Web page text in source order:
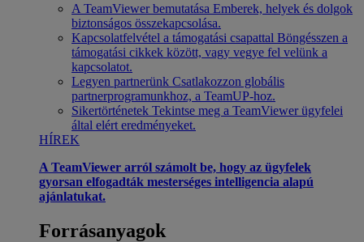
A TeamViewer bemutatása Emberek, helyek és dolgok
biztonságos összekapcsolása.
Kapcsolatfelvétel a támogatási csapattal Böngésszen a
támogatási cikkek között, vagy vegye fel velünk a
kapcsolatot.
Legyen partnerünk Csatlakozzon globális
partnerprogramunkhoz, a TeamUP-hoz.
Sikertörténetek Tekintse meg a TeamViewer ügyfelei
által elért eredményeket.
HÍREK
A TeamViewer arról számolt be, hogy az ügyfelek
gyorsan elfogadták mesterséges intelligencia alapú
ajánlatukat.
Forrásanyagok